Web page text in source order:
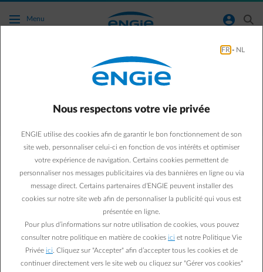
Accéder au contenu principal
Menu normal-account-circle search
Que se passe-t-il si je perds ou remplace mon
appareil avec Passkey ?
Vous n’avez pas enregistré votre Passkeydans le cloud ? Vous
devrez la supprimer sur l’ancien appareil ou contacter le support
ENGIE, puis en créer une nouvelle. Gardez toujours une méthode
de sécurité de secours. Si ce n’est pas possible, contactez le
support ENGIE pour le supprimer. Une fois supprimée, créez une
nouvelle Passkeysur votre nouvel appareil. Ayez toujours une autre
méthode de sécurité en sauvegarde.
FR - NL
Nous respectons votre vie privée
ENGIE utilise des cookies afin de garantir le bon fonctionnement de son
site web, personnaliser celui-ci en fonction de vos intérêts et optimiser
votre expérience de navigation. Certains cookies permettent de
personnaliser nos messages publicitaires via des bannières en ligne ou via
message direct. Certains partenaires d’ENGIE peuvent installer des
cookies sur notre site web afin de personnaliser la publicité qui vous est
présentée en ligne.
Pour plus d’informations sur notre utilisation de cookies, vous pouvez
consulter notre politique en matière de cookies ici et notre Politique Vie
Privée ici . Cliquez sur "Accepter" afin d’accepter tous les cookies et de
continuer directement vers le site web ou cliquez sur "Gérer vos cookies"